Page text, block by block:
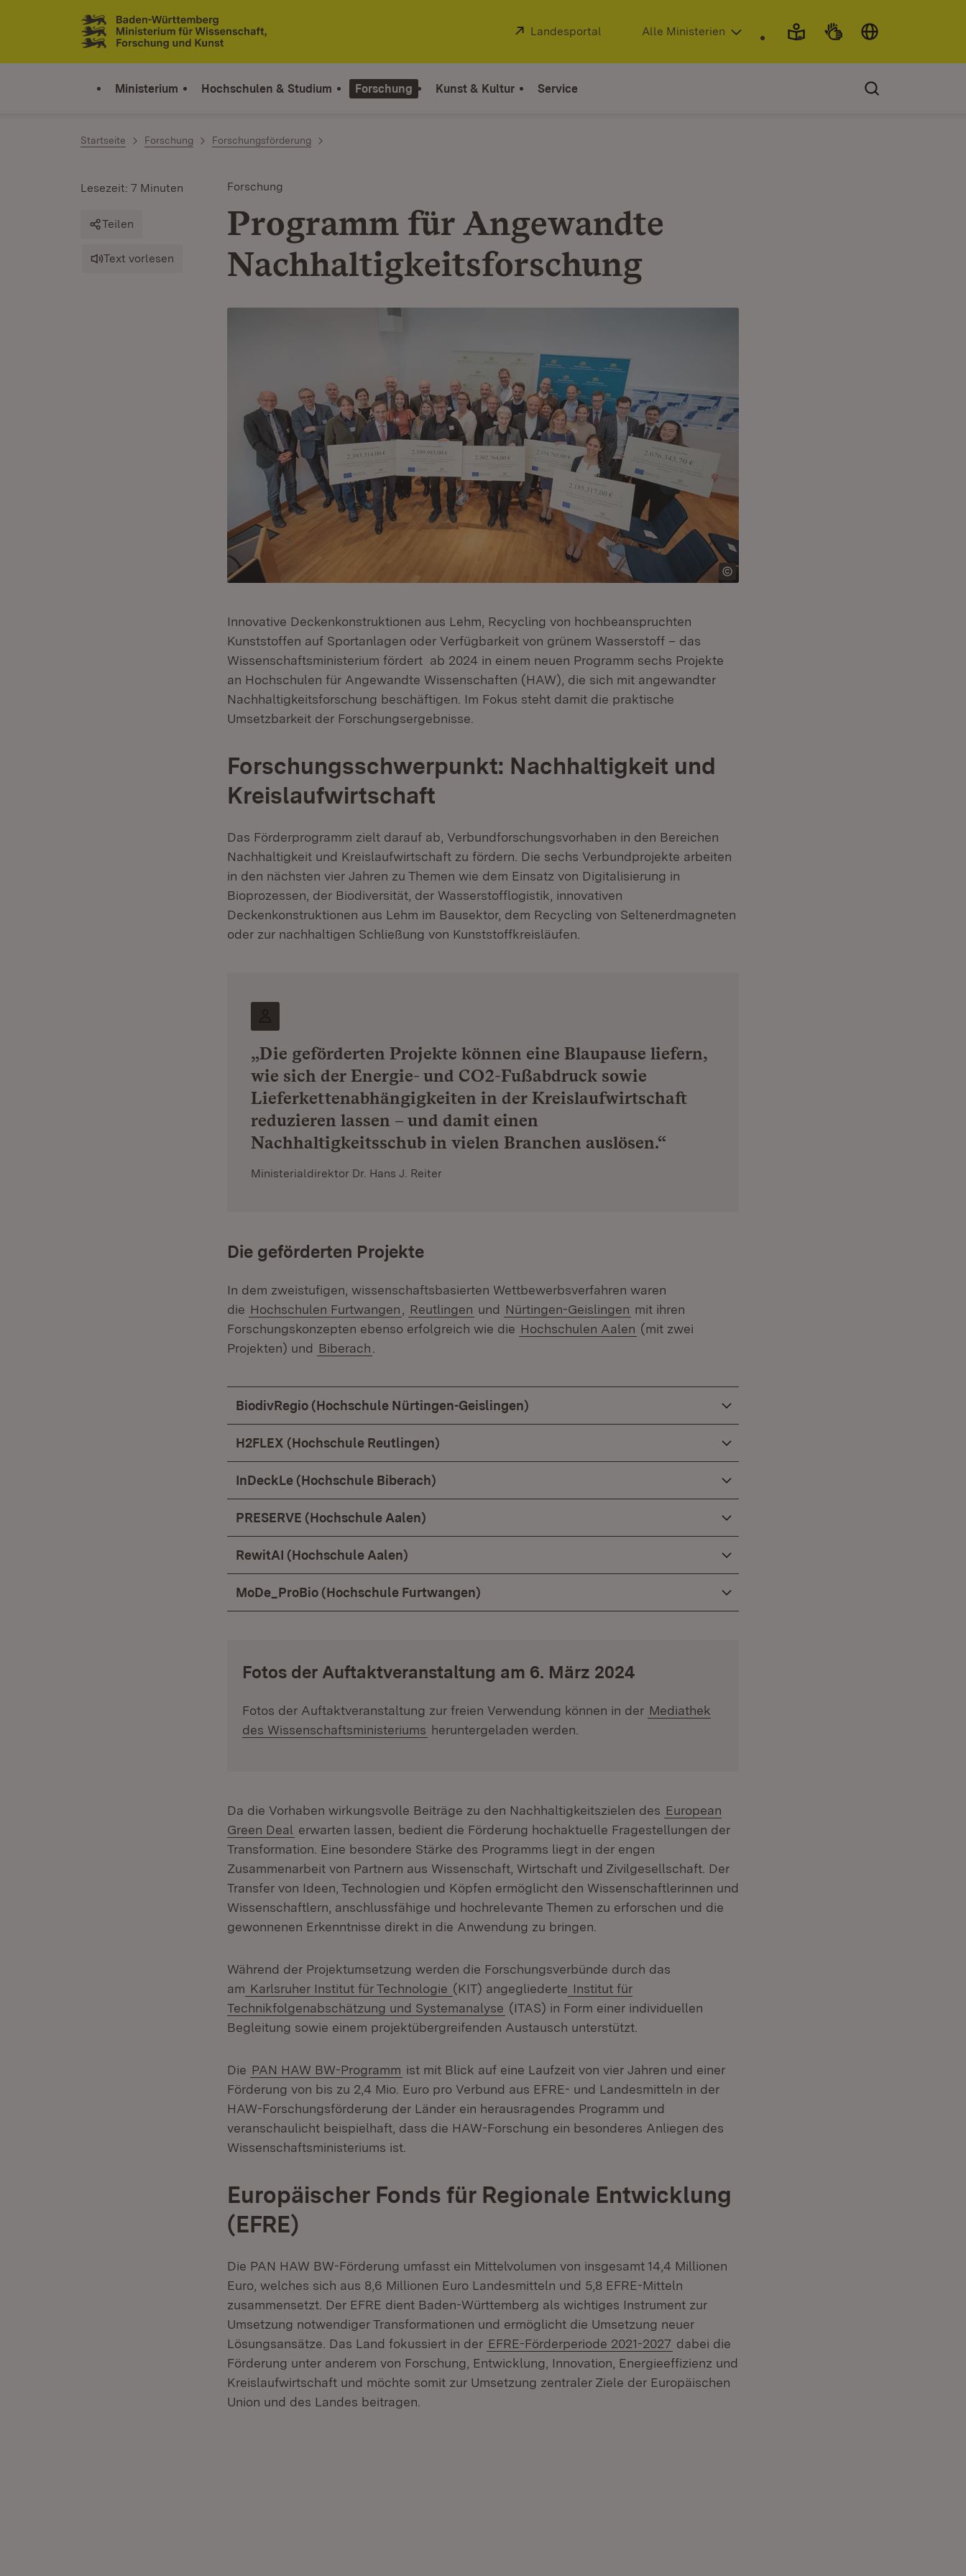
Zum Inhalt springen
Link zur Startseite
Extern:
Landesportal (Öffnet in neuem Fenster)
Alle Ministerien
Ministerium Hochschulen & Studium Forschung Kunst & Kultur Service
Startseite Forschung Forschungsförderung
Forschung
Programm für Angewandte
Nachhaltigkeitsforschung
Lesezeit: 7 Minuten
Teilen
Text vorlesen
Innovative Deckenkonstruktionen aus Lehm, Recycling von hochbeanspruchten
Kunststoffen auf Sportanlagen oder Verfügbarkeit von grünem Wasserstoff – das
Wissenschaftsministerium fördert ab 2024 in einem neuen Programm sechs Projekte
an Hochschulen für Angewandte Wissenschaften (HAW), die sich mit angewandter
Nachhaltigkeitsforschung beschäftigen. Im Fokus steht damit die praktische
Umsetzbarkeit der Forschungsergebnisse.
Forschungsschwerpunkt: Nachhaltigkeit und
Kreislaufwirtschaft
Das Förderprogramm zielt darauf ab, Verbundforschungsvorhaben in den Bereichen
Nachhaltigkeit und Kreislaufwirtschaft zu fördern. Die sechs Verbundprojekte arbeiten
in den nächsten vier Jahren zu Themen wie dem Einsatz von Digitalisierung in
Bioprozessen, der Biodiversität, der Wasserstofflogistik, innovativen
Deckenkonstruktionen aus Lehm im Bausektor, dem Recycling von Seltenerdmagneten
oder zur nachhaltigen Schließung von Kunststoffkreisläufen.
„Die geförderten Projekte können eine Blaupause liefern,
wie sich der Energie- und CO2-Fußabdruck sowie
Lieferkettenabhängigkeiten in der Kreislaufwirtschaft
reduzieren lassen – und damit einen
Nachhaltigkeitsschub in vielen Branchen auslösen.“
Ministerialdirektor Dr. Hans J. Reiter
Die geförderten Projekte
In dem zweistufigen, wissenschaftsbasierten Wettbewerbsverfahren waren
die Hochschulen Furtwangen Reutlingen und Nürtingen-Geislingen mit ihren
Forschungskonzepten ebenso erfolgreich wie die Hochschulen Aalen (mit zwei
Projekten) und Biberach
BiodivRegio (Hochschule Nürtingen-Geislingen)
H2FLEX (Hochschule Reutlingen)
InDeckLe (Hochschule Biberach)
PRESERVE (Hochschule Aalen)
RewitAI (Hochschule Aalen)
MoDe_ProBio (Hochschule Furtwangen)
:Fotos der Auftaktveranstaltung am 6. März 2024
Fotos der Auftaktveranstaltung zur freien Verwendung können in der Mediathek
des Wissenschaftsministeriums heruntergeladen werden.
Da die Vorhaben wirkungsvolle Beiträge zu den Nachhaltigkeitszielen des European
Green Deal erwarten lassen, bedient die Förderung hochaktuelle Fragestellungen der
Transformation. Eine besondere Stärke des Programms liegt in der engen
Zusammenarbeit von Partnern aus Wissenschaft, Wirtschaft und Zivilgesellschaft. Der
Transfer von Ideen, Technologien und Köpfen ermöglicht den Wissenschaftlerinnen und
Wissenschaftlern, anschlussfähige und hochrelevante Themen zu erforschen und die
gewonnenen Erkenntnisse direkt in die Anwendung zu bringen.
Während der Projektumsetzung werden die Forschungsverbünde durch das
am Karlsruher Institut für Technologie (KIT) angegliederte Institut für
Technikfolgenabschätzung und Systemanalyse (ITAS) in Form einer individuellen
Begleitung sowie einem projektübergreifenden Austausch unterstützt.
Die PAN HAW BW-Programm ist mit Blick auf eine Laufzeit von vier Jahren und einer
Förderung von bis zu 2,4 Mio. Euro pro Verbund aus EFRE- und Landesmitteln in der
HAW-Forschungsförderung der Länder ein herausragendes Programm und
veranschaulicht beispielhaft, dass die HAW-Forschung ein besonderes Anliegen des
Wissenschaftsministeriums ist.
Europäischer Fonds für Regionale Entwicklung
(EFRE)
Die PAN HAW BW-Förderung umfasst ein Mittelvolumen von insgesamt 14,4 Millionen
Euro, welches sich aus 8,6 Millionen Euro Landesmitteln und 5,8 EFRE-Mitteln
zusammensetzt. Der EFRE dient Baden-Württemberg als wichtiges Instrument zur
Umsetzung notwendiger Transformationen und ermöglicht die Umsetzung neuer
Lösungsansätze. Das Land fokussiert in der EFRE-Förderperiode 2021-2027 dabei die
Förderung unter anderem von Forschung, Entwicklung, Innovation, Energieeffizienz und
Kreislaufwirtschaft und möchte somit zur Umsetzung zentraler Ziele der Europäischen
Union und des Landes beitragen.